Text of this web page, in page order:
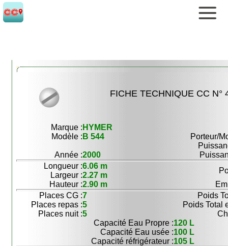
FICHE TECHNIQUE CC N°
Marque : HYMER
Modèle : B 544
Porteur/
Année :2000
Longueur :6.06 m
Largeur :2.27 m
Hauteur :2.90 m
Places CG :7
Poids
Places repas :5
Poids Total
Places nuit :5
Capacité Eau Propre :120 L
Capacité Eau usée :100 L
Capacité réfrigérateur :105 L